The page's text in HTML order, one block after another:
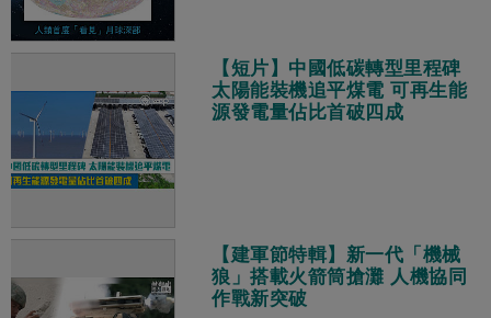
【短片】中國低碳轉型里程碑
太陽能裝機追平煤電 可再生能
源發電量佔比首破四成
【建軍節特輯】新一代「機械
狼」搭載火箭筒搶灘 人機協同
作戰新突破